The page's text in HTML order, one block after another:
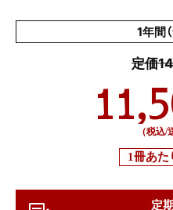
1年間
定価
（税込/
1冊あた
定